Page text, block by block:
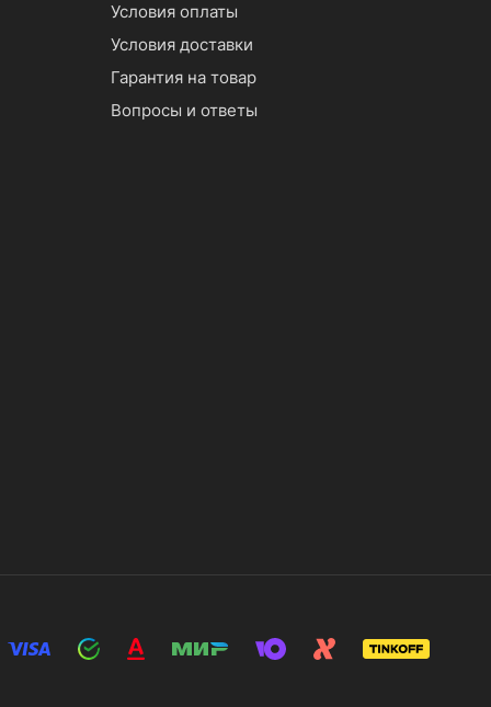
Условия оплаты
Условия доставки
Гарантия на товар
Вопросы и ответы